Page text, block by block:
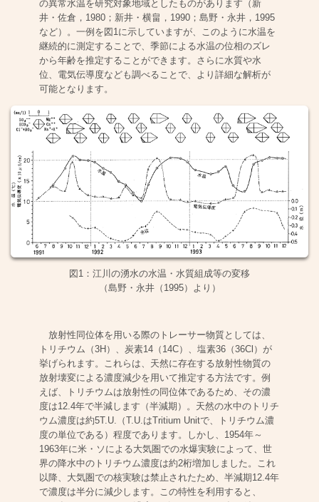
の異常水温を研究対象地域としたものがあります（新
井・佐倉，1980；新井・横畠，1990；島野・永井，1995
など）。一例を図1に示していますが、このように水温を
継続的に測定することで、季節による水温の位相のズレ
から年齢を推定することができます。さらに水質や水
位、電気伝導度なども調べることで、より詳細な解析が
可能となります。
図1：江川の湧水の水温・水質組成等の変移
（島野・永井（1995）より）
放射性同位体を用いる際のトレーサー物質としては、
トリチウム（3H）、炭素14（14C）、塩素36（36Cl）が
挙げられます。これらは、天然に存在する放射性物質の
放射壊変による濃度減少を用いて推定する方法です。例
えば、トリチウムは放射性の同位体であるため、その濃
度は12.4年で半減します（半減期）。天然の水中のトリチ
ウム濃度は約5T.U.（T.U.はTritium Unitで、トリチウム濃
度の単位である）程度であります。しかし、1954年～
1963年に米・ソによる大気圏での水爆実験によって、世
界の降水中のトリチウム濃度は約2桁増加しました。これ
以降、大気圏での核実験は禁止されたため、半減期12.4年
で濃度は半分に減少します。この特性を利用すると、